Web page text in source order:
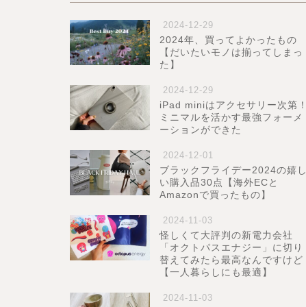
2024-12-29
2024年、買ってよかったもの
【だいたいモノは揃ってしまっ
た】
2024-12-29
iPad miniはアクセサリー次第！
ミニマルを活かす最強フォーメ
ーションができた
2024-12-01
ブラックフライデー2024の嬉し
い購入品30点【海外ECと
Amazonで買ったもの】
2024-11-03
怪しくて大評判の新電力会社
「オクトパスエナジー」に切り
替えてみたら最高なんですけど
【一人暮らしにも最適】
2024-11-03